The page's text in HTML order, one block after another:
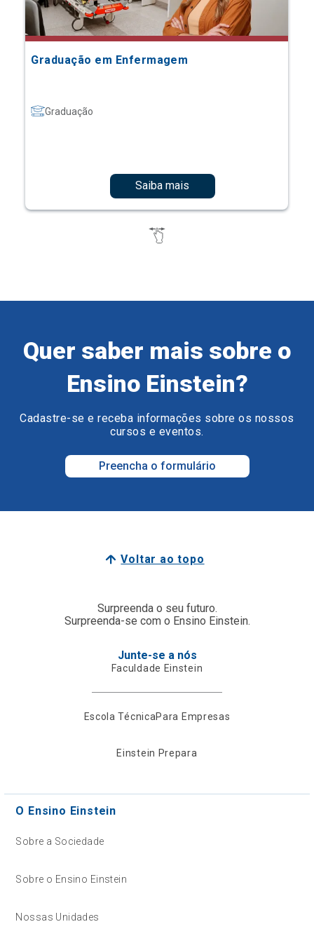
Graduação em Enfermagem
Graduação
Saiba mais
Quer saber mais sobre o
Ensino Einstein?
Cadastre-se e receba informações sobre os nossos
cursos e eventos.
Preencha o formulário
Voltar ao topo
Surpreenda o seu futuro.
Surpreenda-se com o Ensino Einstein.
Junte-se a nós
Faculdade Einstein
Escola TécnicaPara Empresas
Einstein Prepara
O Ensino Einstein
Sobre a Sociedade
Sobre o Ensino Einstein
Nossas Unidades